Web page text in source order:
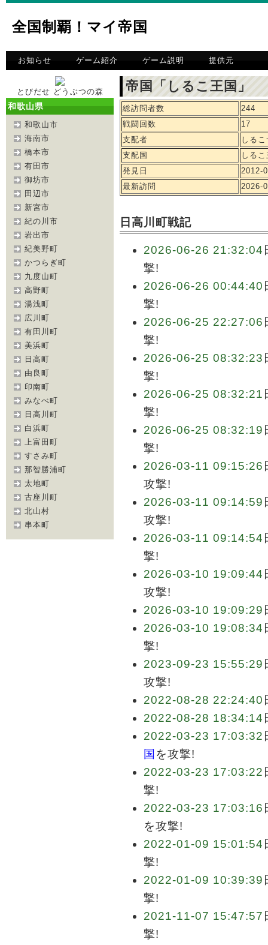
全国制覇！マイ帝国
お知らせ ゲーム紹介 ゲーム説明 提供元
とびだせ どうぶつの森
和歌山県
和歌山市
海南市
橋本市
有田市
御坊市
田辺市
新宮市
紀の川市
岩出市
紀美野町
かつらぎ町
九度山町
高野町
湯浅町
広川町
有田川町
美浜町
日高町
由良町
印南町
みなべ町
日高川町
白浜町
上富田町
すさみ町
那智勝浦町
太地町
古座川町
北山村
串本町
帝国「しるこ王国」
総訪問者数
244
戦闘回数
17
支配者
しる
支配国
しる
発見日
2012-
最新訪問
2026-
日高川町戦記
2026-06-26 21:32:04
撃!
2026-06-26 00:44:40
撃!
2026-06-25 22:27:06
撃!
2026-06-25 08:32:23
撃!
2026-06-25 08:32:21
撃!
2026-06-25 08:32:19
撃!
2026-03-11 09:15:26
攻撃!
2026-03-11 09:14:59
攻撃!
2026-03-11 09:14:54
撃!
2026-03-10 19:09:44
攻撃!
2026-03-10 19:09:29
2026-03-10 19:08:34
撃!
2023-09-23 15:55:29
攻撃!
2022-08-28 22:24:40
2022-08-28 18:34:14
2022-03-23 17:03:32
国 を攻撃!
2022-03-23 17:03:22
撃!
2022-03-23 17:03:16
を攻撃!
2022-01-09 15:01:54
撃!
2022-01-09 10:39:39
撃!
2021-11-07 15:47:57
撃!